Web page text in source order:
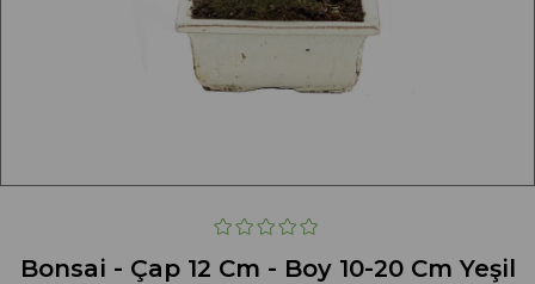
Bonsai - Çap 12 Cm - Boy 10-20 Cm Yeşil